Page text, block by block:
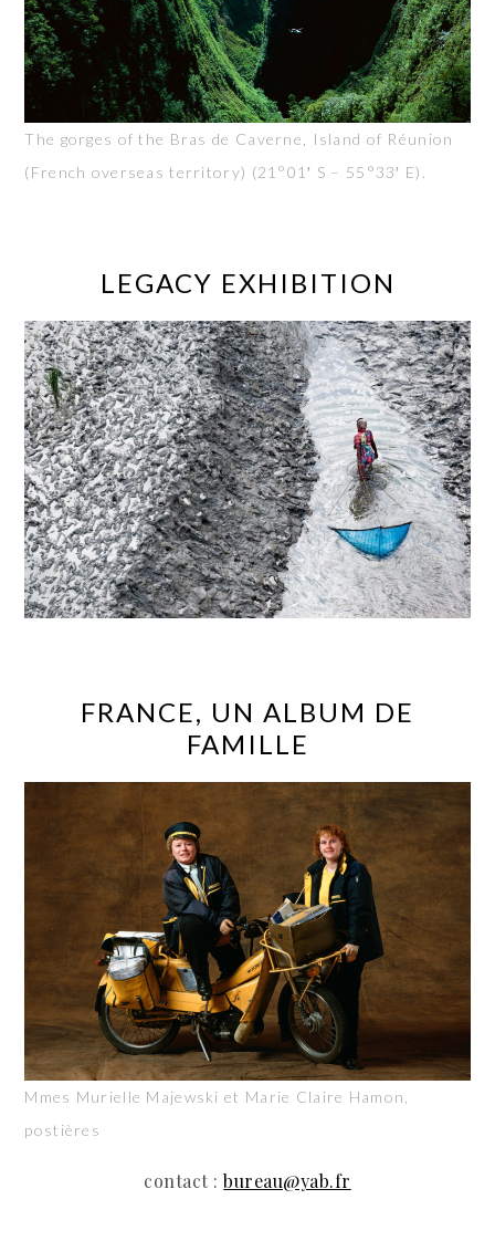
The gorges of the Bras de Caverne, Island of Réunion
(French overseas territory) (21°01′ S – 55°33′ E).
LEGACY EXHIBITION
FRANCE, UN ALBUM DE
FAMILLE
Mmes Murielle Majewski et Marie Claire Hamon,
postières
contact :bureau@yab.fr